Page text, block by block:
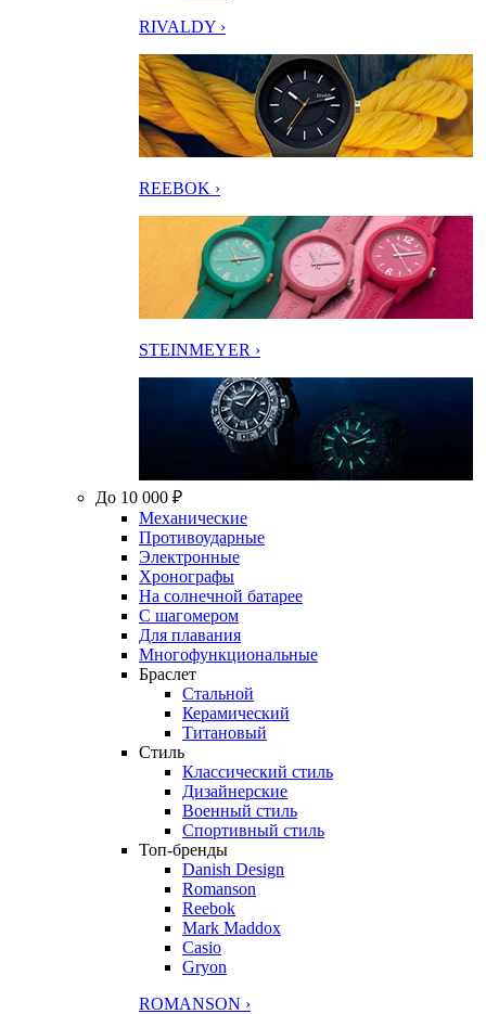
RIVALDY ›
REEBOK ›
STEINMEYER ›
До 10 000 ₽
Механические
Противоударные
Электронные
Хронографы
На солнечной батарее
С шагомером
Для плавания
Многофункциональные
Браслет
Стальной
Керамический
Титановый
Стиль
Классический стиль
Дизайнерские
Военный стиль
Спортивный стиль
Топ-бренды
Danish Design
Romanson
Reebok
Mark Maddox
Casio
Gryon
ROMANSON ›